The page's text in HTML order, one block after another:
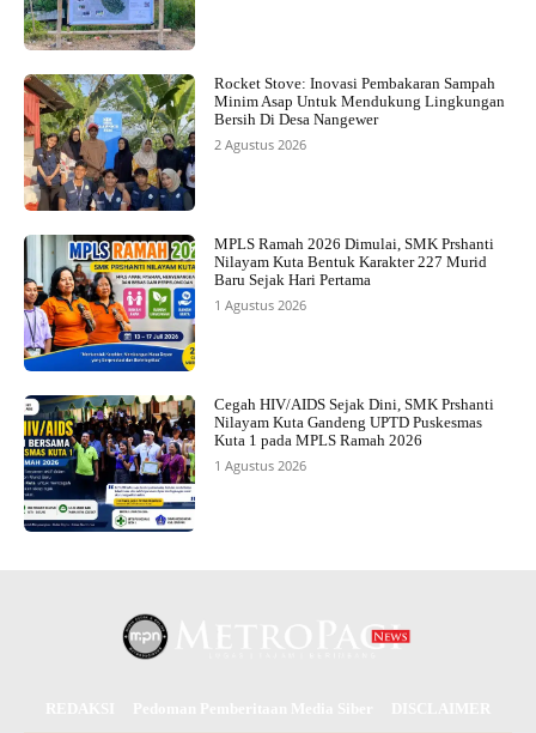
Rocket Stove: Inovasi Pembakaran Sampah
Minim Asap Untuk Mendukung Lingkungan
Bersih Di Desa Nangewer
2 Agustus 2026
MPLS Ramah 2026 Dimulai, SMK Prshanti
Nilayam Kuta Bentuk Karakter 227 Murid
Baru Sejak Hari Pertama
1 Agustus 2026
Cegah HIV/AIDS Sejak Dini, SMK Prshanti
Nilayam Kuta Gandeng UPTD Puskesmas
Kuta 1 pada MPLS Ramah 2026
1 Agustus 2026